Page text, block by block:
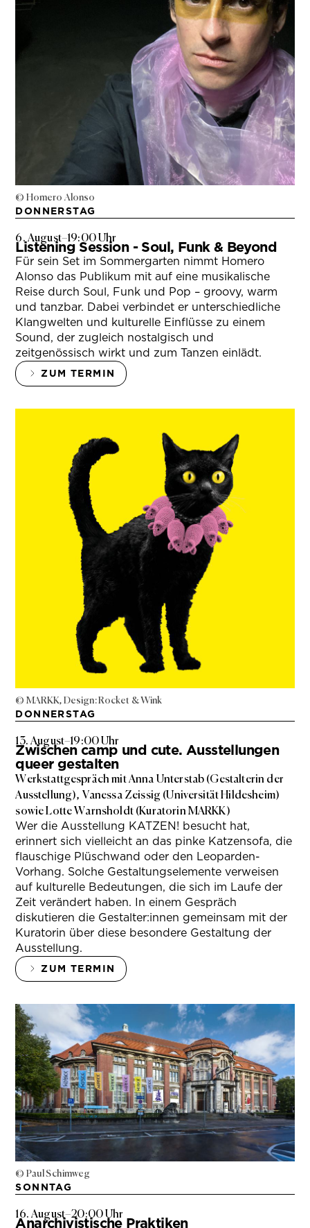
© Homero Alonso
DONNERSTAG
6. August–19:00 Uhr
Listening Session - Soul, Funk & Beyond
Für sein Set im Sommergarten nimmt Homero
Alonso das Publikum mit auf eine musikalische
Reise durch Soul, Funk und Pop – groovy, warm
und tanzbar. Dabei verbindet er unterschiedliche
Klangwelten und kulturelle Einflüsse zu einem
Sound, der zugleich nostalgisch und
zeitgenössisch wirkt und zum Tanzen einlädt.
ZUM TERMIN
© MARKK, Design: Rocket & Wink
DONNERSTAG
13. August–19:00 Uhr
Zwischen camp und cute. Ausstellungen
queer gestalten
Werkstattgespräch mit Anna Unterstab (Gestalterin der
Ausstellung), Vanessa Zeissig (Universität Hildesheim)
sowie Lotte Warnsholdt (Kuratorin MARKK)
Wer die Ausstellung KATZEN! besucht hat,
erinnert sich vielleicht an das pinke Katzensofa, die
flauschige Plüschwand oder den Leoparden-
Vorhang. Solche Gestaltungselemente verweisen
auf kulturelle Bedeutungen, die sich im Laufe der
Zeit verändert haben. In einem Gespräch
diskutieren die Gestalter:innen gemeinsam mit der
Kuratorin über diese besondere Gestaltung der
Ausstellung.
ZUM TERMIN
© Paul Schimweg
SONNTAG
16. August–20:00 Uhr
Anarchivistische Praktiken